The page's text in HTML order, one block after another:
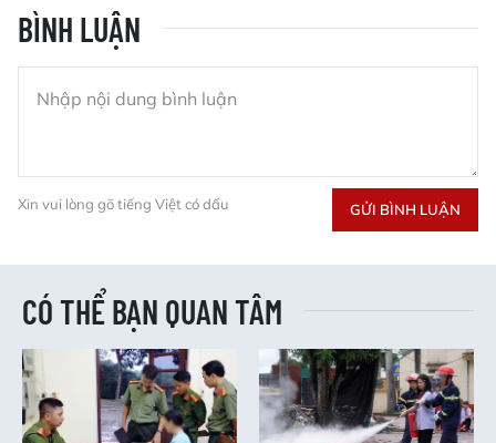
BÌNH LUẬN
Xin vui lòng gõ tiếng Việt có dấu GỬI BÌNH LUẬN
CÓ THỂ BẠN QUAN TÂM